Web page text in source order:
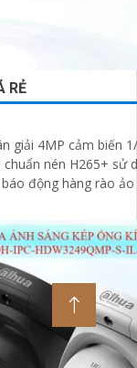
RẺ
giải 4MP cảm biến
nén H265+ sử
động hàng rào ảo